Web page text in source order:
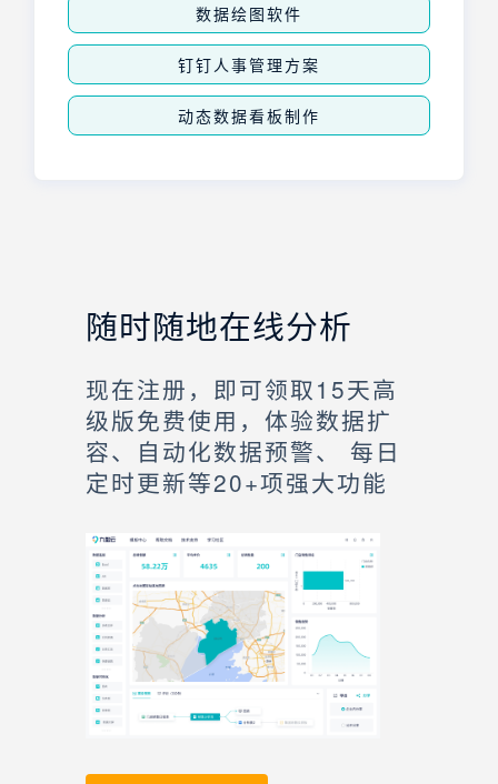
数据绘图软件
钉钉人事管理方案
动态数据看板制作
随时随地在线分析
现在注册，即可领取15天高
级版免费使用，体验数据扩
容、自动化数据预警、 每日
定时更新等20+项强大功能